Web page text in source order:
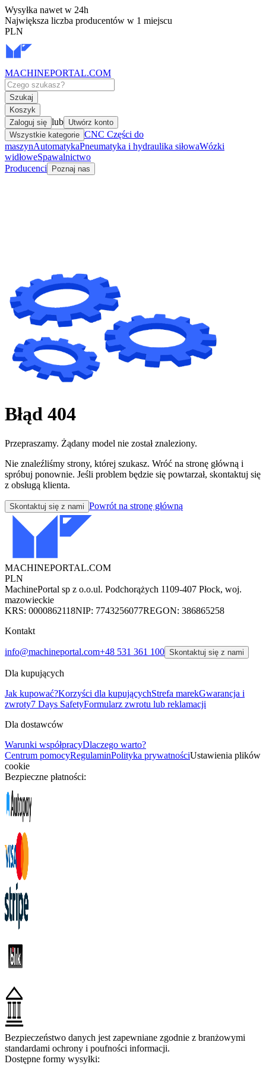
Wysyłka nawet w 24h
Największa liczba producentów w 1 miejscu
PLN
MACHINEPORTAL.COM
Szukaj
Koszyk
Zaloguj się lub Utwórz konto
Wszystkie kategorie CNC Części do
maszynAutomatykaPneumatyka i hydraulika siłowaWózki
widłoweSpawalnictwo
Producenci
Poznaj nas
Błąd 404
Przepraszamy. Żądany model nie został znaleziony.
Nie znaleźliśmy strony, której szukasz. Wróć na stronę główną i
spróbuj ponownie. Jeśli problem będzie się powtarzał, skontaktuj się
z obsługą klienta.
Skontaktuj się z nami Powrót na stronę główną
MACHINEPORTAL.COM
PLN
MachinePortal sp z o.o.ul. Podchorążych 1109-407 Płock, woj.
mazowieckie
KRS: 0000862118NIP: 7743256077REGON: 386865258
Kontakt
info@machineportal.com+48 531 361 100 Skontaktuj się z nami
Dla kupujących
Jak kupować?Korzyści dla kupującychStrefa marekGwarancja i
zwroty7 Days SafetyFormularz zwrotu lub reklamacji
Dla dostawców
Warunki współpracyDlaczego warto?
Centrum pomocyRegulaminPolityka prywatnościUstawienia plików
cookie
Bezpieczne płatności:
Bezpieczeństwo danych jest zapewniane zgodnie z branżowymi
standardami ochrony i poufności informacji.
Dostępne formy wysyłki: